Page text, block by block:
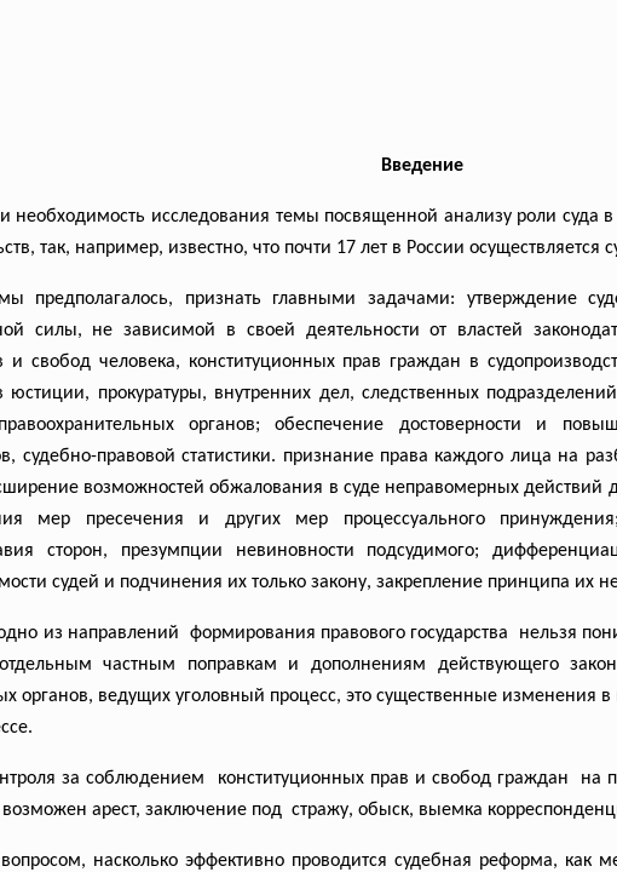
Введение
необходимость исследования темы посвященной анализу роли суда
так, например, известно, что почти 17 лет в России осуществляется
предполагалось, признать главными задачами: утверждение
силы, не зависимой в своей деятельности от властей
свобод человека, конституционных прав граждан в
юстиции, прокуратуры, внутренних дел, следственных
органов; обеспечение достоверности и
судебно-правовой статистики. признание права каждого лица на
возможностей обжалования в суде неправомерных действий
мер пресечения и других мер процессуального
сторон, презумпции невиновности подсудимого;
судей и подчинения их только закону, закрепление принципа их
из направлений формирования правового государства нельзя
частным поправкам и дополнениям действующего
органов, ведущих уголовный процесс, это существенные изменения
за соблюдением конституционных прав и свобод граждан на
арест, заключение под стражу, обыск, выемка
насколько эффективно проводится судебная реформа,